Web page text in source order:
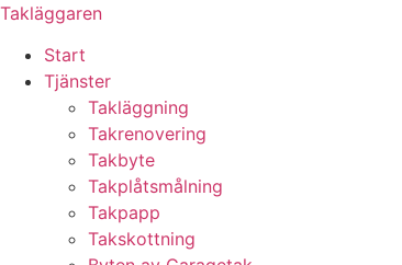
Skip
content
Takläggaren
Start
Tjänster
Takläggning
Takrenovering
Takbyte
Takplåtsmålning
Takpapp
Takskottning